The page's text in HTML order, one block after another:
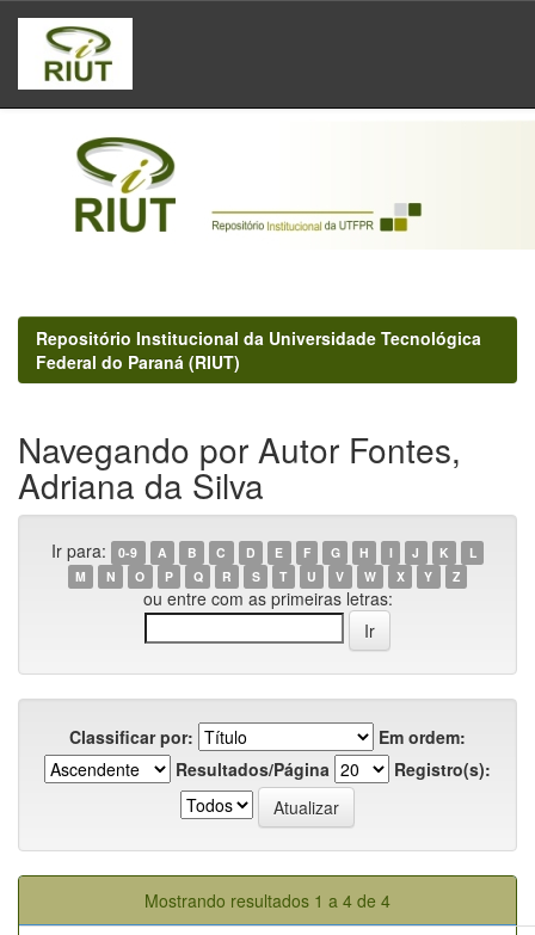
Skip
navigation
Repositório Institucional da Universidade Tecnológica
Federal do Paraná (RIUT)
Navegando por Autor Fontes,
Adriana da Silva
Ir para: 0-9 A B C D E F G H I J K
L
M
N O P Q R S T U V W X Y Z
ou entre com as primeiras letras:
Classificar por:
Em ordem:
Resultados/Página
Registro(s):
Mostrando resultados 1 a 4 de 4